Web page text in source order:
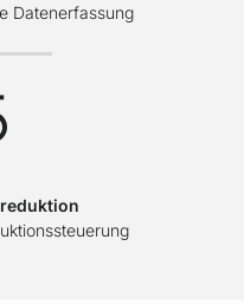
Datenerfassung